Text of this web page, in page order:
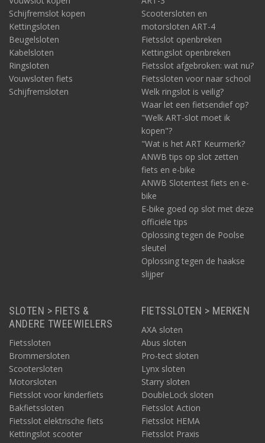
Schijfremslot kopen
Kettingsloten
Beugelsloten
Kabelsloten
Ringsloten
Vouwsloten fiets
Schijfremsloten
Scootersloten en
motorsloten ART-4
Fietsslot openbreken
Kettingslot openbreken
Fietsslot afgebroken: wat nu?
Fietssloten voor naar school
Welk ringslot is veilig?
Waar let een fietsendief op?
"Welk ART-slot moet ik
kopen"?
"Wat is het ART Keurmerk?
ANWB tips op slot zetten
fiets en e-bike
ANWB Slotentest fiets en e-
bike
E-bike goed op slot met deze
officiële tips
Oplossing tegen de Poolse
sleutel
Oplossing tegen de haakse
slijper
SLOTEN > FIETS &
ANDERE TWEEWIELERS
Fietssloten
Brommersloten
Scootersloten
Motorsloten
Fietsslot voor kinderfiets
Bakfietssloten
Fietsslot elektrische fiets
Kettingslot scooter
FIETSSLOTEN > MERKEN
AXA sloten
Abus sloten
Pro-tect sloten
Lynx sloten
Starry sloten
DoubleLock sloten
Fietsslot Action
Fietsslot HEMA
Fietsslot Praxis